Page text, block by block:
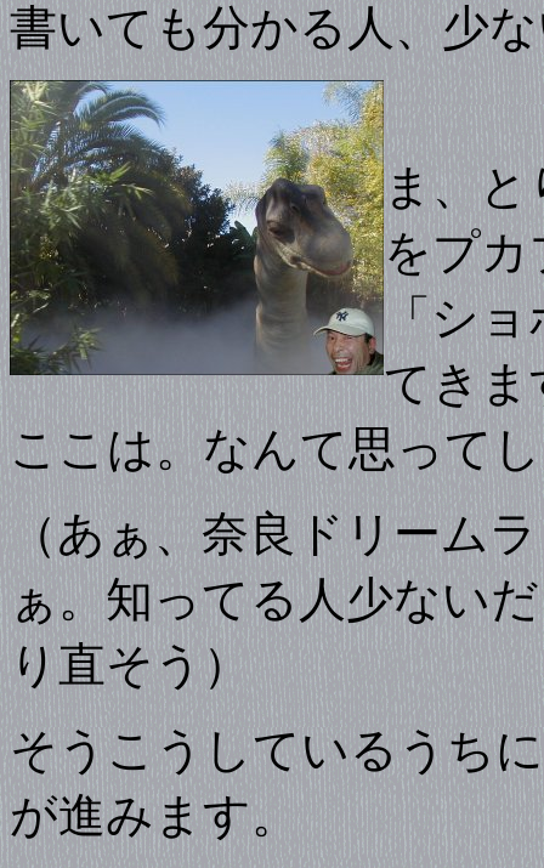
書いても分かる人、少
ま、と
をプカ
「ショ
てきま
ここは。なんて思って
（あぁ、奈良ドリーム
ぁ。知ってる人少ない
り直そう）
そうこうしているうち
が進みます。